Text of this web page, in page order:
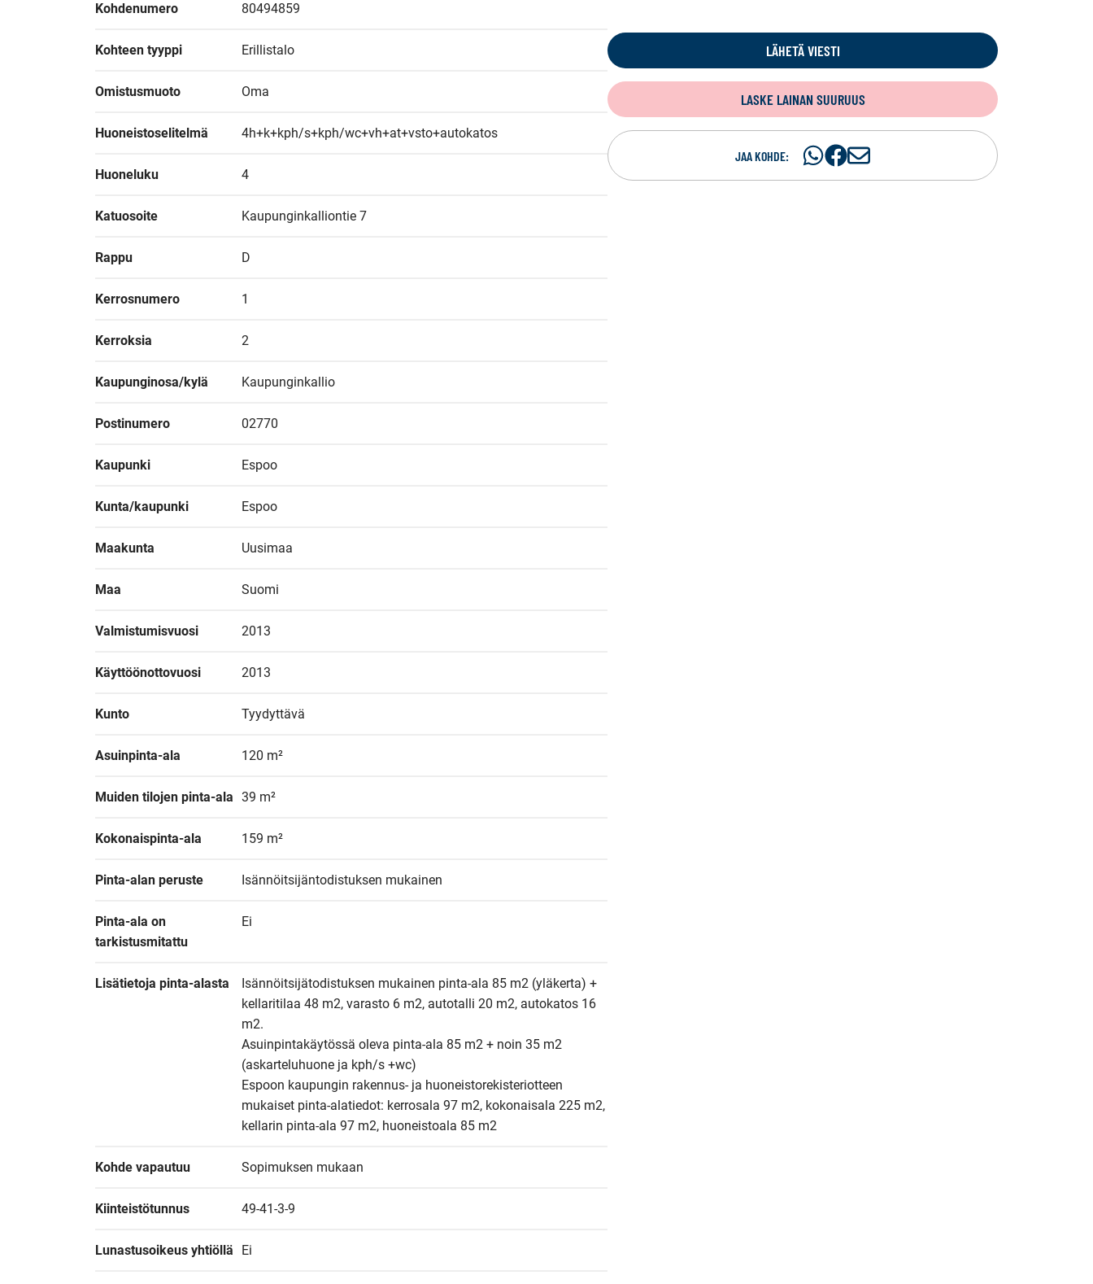
Kohdenumero 80494859
Kohteen tyyppi Erillistalo
Omistusmuoto Oma
Huoneistoselitelmä 4h+k+kph/s+kph/wc+vh+at+vsto+autokatos
Huoneluku 4
Katuosoite Kaupunginkalliontie 7
Rappu D
Kerrosnumero 1
Kerroksia 2
Kaupunginosa/kylä Kaupunginkallio
Postinumero 02770
Kaupunki Espoo
Kunta/kaupunki Espoo
Maakunta Uusimaa
Maa Suomi
Valmistumisvuosi 2013
Käyttöönottovuosi 2013
Kunto Tyydyttävä
Asuinpinta-ala 120 m²
Muiden tilojen pinta-ala 39 m²
Kokonaispinta-ala 159 m²
Pinta-alan peruste Isännöitsijäntodistuksen mukainen
Pinta-ala on
tarkistusmitattu
Ei
Lisätietoja pinta-alasta
Isännöitsijätodistuksen mukainen pinta-ala 85 m2 (yläkerta) +
kellaritilaa 48 m2, varasto 6 m2, autotalli 20 m2, autokatos 16
m2.
Asuinpintakäytössä oleva pinta-ala 85 m2 + noin 35 m2
(askarteluhuone ja kph/s +wc)
Espoon kaupungin rakennus- ja huoneistorekisteriotteen
mukaiset pinta-alatiedot: kerrosala 97 m2, kokonaisala 225 m2,
kellarin pinta-ala 97 m2, huoneistoala 85 m2
Kohde vapautuu Sopimuksen mukaan
Kiinteistötunnus 49-41-3-9
Lunastusoikeus yhtiöllä Ei
LÄHETÄ VIESTI
LASKE LAINAN SUURUUS
JAA KOHDE:
JaaJaaJ